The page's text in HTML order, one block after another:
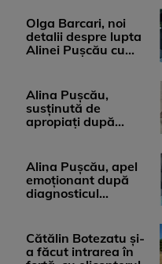
Olga Barcari, noi
detalii despre lupta
Alinei Pușcău cu
Alina Pușcău,
susținută de
apropiați după
medicii, ...
Alina Pușcău, apel
emoționant după
diagnosticul
...
Cătălin Botezatu și-
a făcut intrarea în